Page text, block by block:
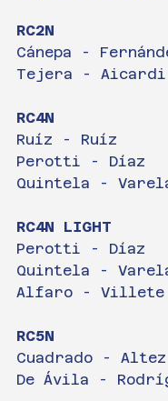
RC2N
Cánepa -
Tejera - Aicardi
RC4N
Ruíz - Ruíz
Perotti - Díaz
Quintela -
RC4N LIGHT
Perotti - Díaz
Quintela -
Alfaro - Villete
RC5N
Cuadrado - Altez
De Ávila -